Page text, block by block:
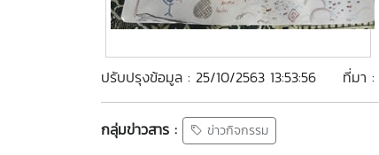
ปรับปรุงข้อมูล : 25/10/2563 13:53:56 ที่มา :
กลุ่มข่าวสาร : ข่าวกิจกรรม